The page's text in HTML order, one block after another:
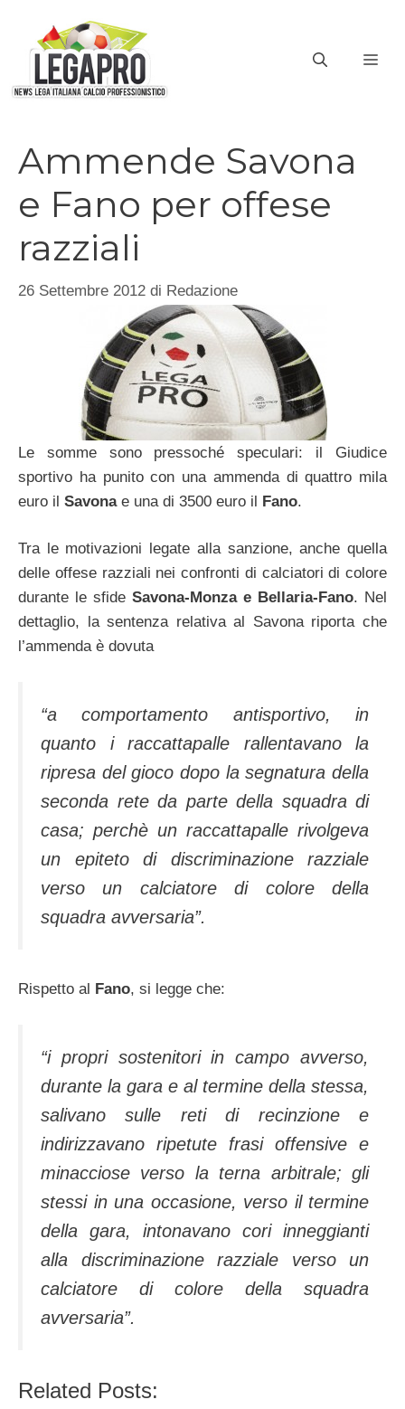
contenuto
Ammende Savona
e Fano per offese
razziali
26 Settembre 2012 di Redazione
Le somme sono pressoché speculari: il Giudice
sportivo ha punito con una ammenda di quattro mila
euro il Savonae una di 3500 euro il Fano.
Tra le motivazioni legate alla sanzione, anche quella
delle offese razziali nei confronti di calciatori di colore
durante le sfide Savona-Monza e Bellaria-Fano. Nel
dettaglio, la sentenza relativa al Savona riporta che
l’ammenda è dovuta
“a comportamento antisportivo, in
quanto i raccattapalle rallentavano la
ripresa del gioco dopo la segnatura della
seconda rete da parte della squadra di
casa; perchè un raccattapalle rivolgeva
un epiteto di discriminazione razziale
verso un calciatore di colore della
squadra avversaria”.
Rispetto al Fano, si legge che:
“i propri sostenitori in campo avverso,
durante la gara e al termine della stessa,
salivano sulle reti di recinzione e
indirizzavano ripetute frasi offensive e
minacciose verso la terna arbitrale; gli
stessi in una occasione, verso il termine
della gara, intonavano cori inneggianti
alla discriminazione razziale verso un
calciatore di colore della squadra
avversaria”.
Related Posts: